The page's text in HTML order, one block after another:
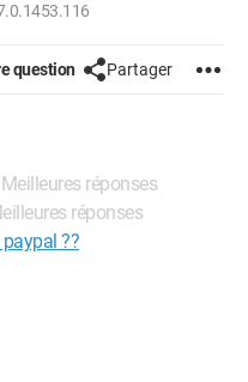
question Partager
réponses
réponses
??